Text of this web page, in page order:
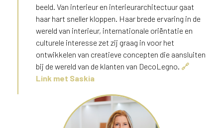
beeld. Van interieur en interieurarchitectuur gaat
haar hart sneller kloppen. Haar brede ervaring in de
wereld van interieur, internationale oriëntatie en
culturele interesse zet zij graag in voor het
ontwikkelen van creatieve concepten die aansluiten
bij de wereld van de klanten van DecoLegno. 🔗
Link met Saskia